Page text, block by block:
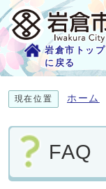
岩倉市トップ
に戻る
現在位置 ホーム
FAQ